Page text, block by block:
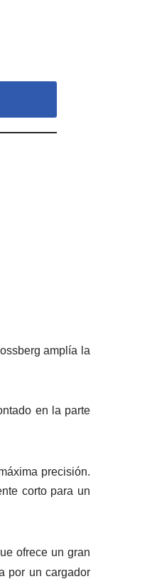
amplía la
en la parte
precisión.
corto para un
ofrece un gran
por un cargador